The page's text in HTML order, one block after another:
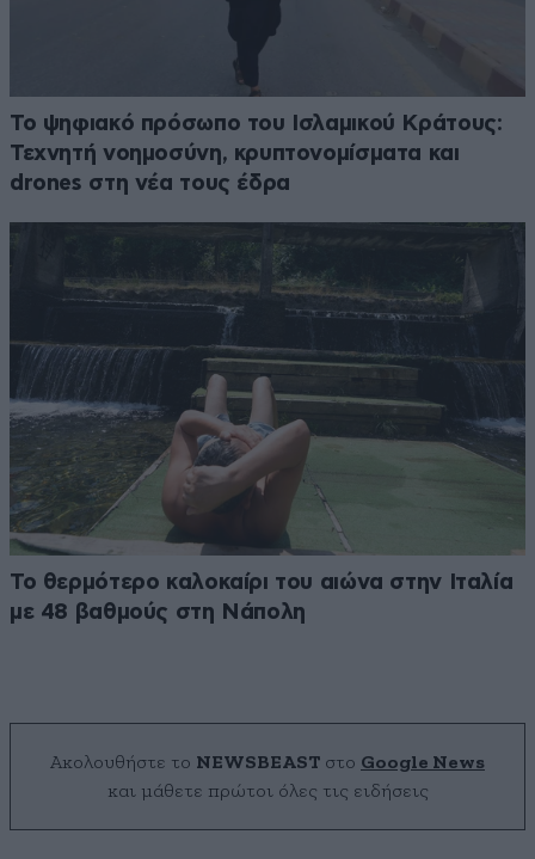
Το ψηφιακό πρόσωπο του Ισλαμικού Κράτους:
Τεχνητή νοημοσύνη, κρυπτονομίσματα και
drones στη νέα τους έδρα
Το θερμότερο καλοκαίρι του αιώνα στην Ιταλία
με 48 βαθμούς στη Νάπολη
Ακολουθήστε το NEWSBEAST στο Google News
και μάθετε πρώτοι όλες τις ειδήσεις